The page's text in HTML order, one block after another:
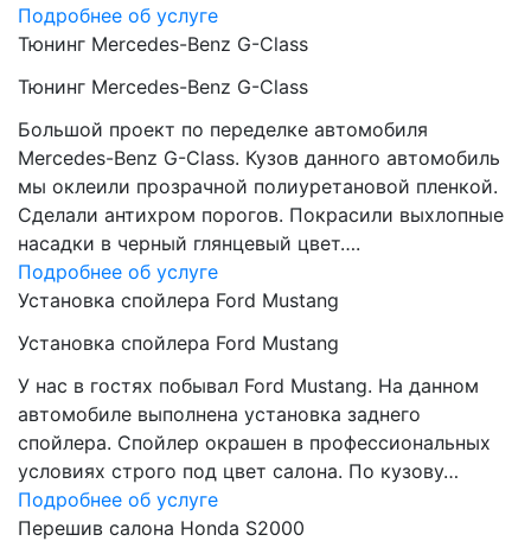
Подробнее об услуге
Тюнинг Mercedes-Benz G-Class
Тюнинг Mercedes-Benz G-Class
Большой проект по переделке автомобиля
Mercedes-Benz G-Class. Кузов данного автомобиль
мы оклеили прозрачной полиуретановой пленкой.
Сделали антихром порогов. Покрасили выхлопные
насадки в черный глянцевый цвет….
Подробнее об услуге
Установка спойлера Ford Mustang
Установка спойлера Ford Mustang
У нас в гостях побывал Ford Mustang. На данном
автомобиле выполнена установка заднего
спойлера. Спойлер окрашен в профессиональных
условиях строго под цвет салона. По кузову…
Подробнее об услуге
Перешив салона Honda S2000